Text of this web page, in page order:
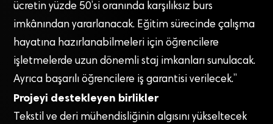
ücretin yüzde 50’si oranında karşılıksız burs
imkânından yararlanacak. Eğitim sürecinde çalışma
hayatına hazırlanabilmeleri için öğrencilere
işletmelerde uzun dönemli staj imkanları sunulacak.
Ayrıca başarılı öğrencilere iş garantisi verilecek.”
Projeyi destekleyen birlikler
Tekstil ve deri mühendisliğinin algısını yükseltecek